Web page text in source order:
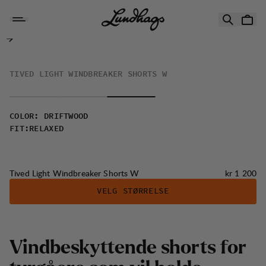
Tived Light Windbreaker Shorts W
TIVED LIGHT WINDBREAKER SHORTS W
COLOR :
DRIFTWOOD
FIT: RELAXED
Tived Light Windbreaker Shorts W Pris:
kr 1 200
VELG STØRRELSE
Vindbeskyttende shorts for